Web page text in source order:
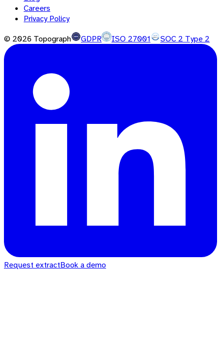
Careers
Privacy Policy
© 2026 Topograph GDPR ISO 27001 SOC 2 Type 2
Request extractBook a demo